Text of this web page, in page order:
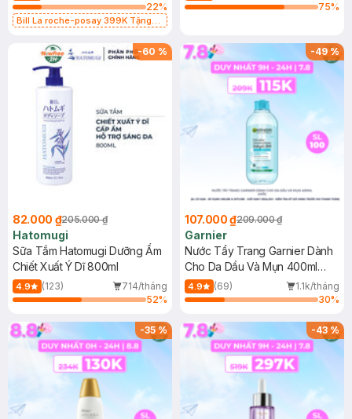
22%
Bill La roche-posay 399K Tặng
(SL có hạn)
75%
-60 %
82.000 ₫205.000 ₫
Hatomugi
Sữa Tắm Hatomugi Dưỡng Ẩm
Chiết Xuất Ý Dĩ 800ml
4.9 (123)
714/tháng
52%
-49%
107.000 ₫209.000 ₫
Garnier
Nước Tẩy Trang Garnier Dành
Cho Da Dầu Và Mụn 400ml
(Mới)
4.9 (69)
1.1k/tháng
30%
-35% -43%